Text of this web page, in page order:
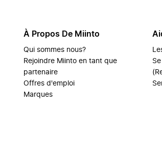
À Propos De Miinto
Qui sommes nous?
Rejoindre Miinto en tant que
partenaire
Offres d'emploi
Marques